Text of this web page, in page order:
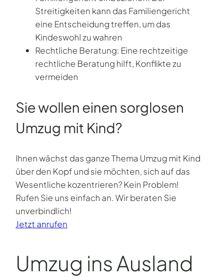
Streitigkeiten kann das Familiengericht
eine Entscheidung treffen, um das
Kindeswohl zu wahren
Rechtliche Beratung: Eine rechtzeitige
rechtliche Beratung hilft, Konflikte zu
vermeiden
Sie wollen einen sorglosen
Umzug mit Kind?
Ihnen wächst das ganze Thema Umzug mit Kind
über den Kopf und sie möchten, sich auf das
Wesentliche kozentrieren? Kein Problem!
Rufen Sie uns einfach an. Wir beraten Sie
unverbindlich!
Jetzt anrufen
Umzug ins Ausland